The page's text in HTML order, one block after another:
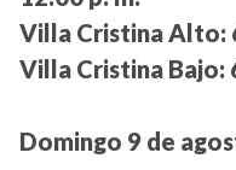
Villa Cristina Alto:
Villa Cristina Bajo:
Domingo 9 de